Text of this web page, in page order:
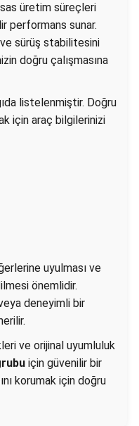
üretim süreçleri
performans sunar.
sürüş stabilitesini
doğru çalışmasına
listelenmiştir. Doğru
için araç bilgilerinizi
uyulması ve
önemlidir.
deneyimli bir
ve orijinal uyumluluk
için güvenilir bir
korumak için doğru